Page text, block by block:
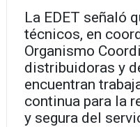
La EDET señaló
técnicos, en
Organismo
distribuidoras y
encuentran
continua para la
y segura del